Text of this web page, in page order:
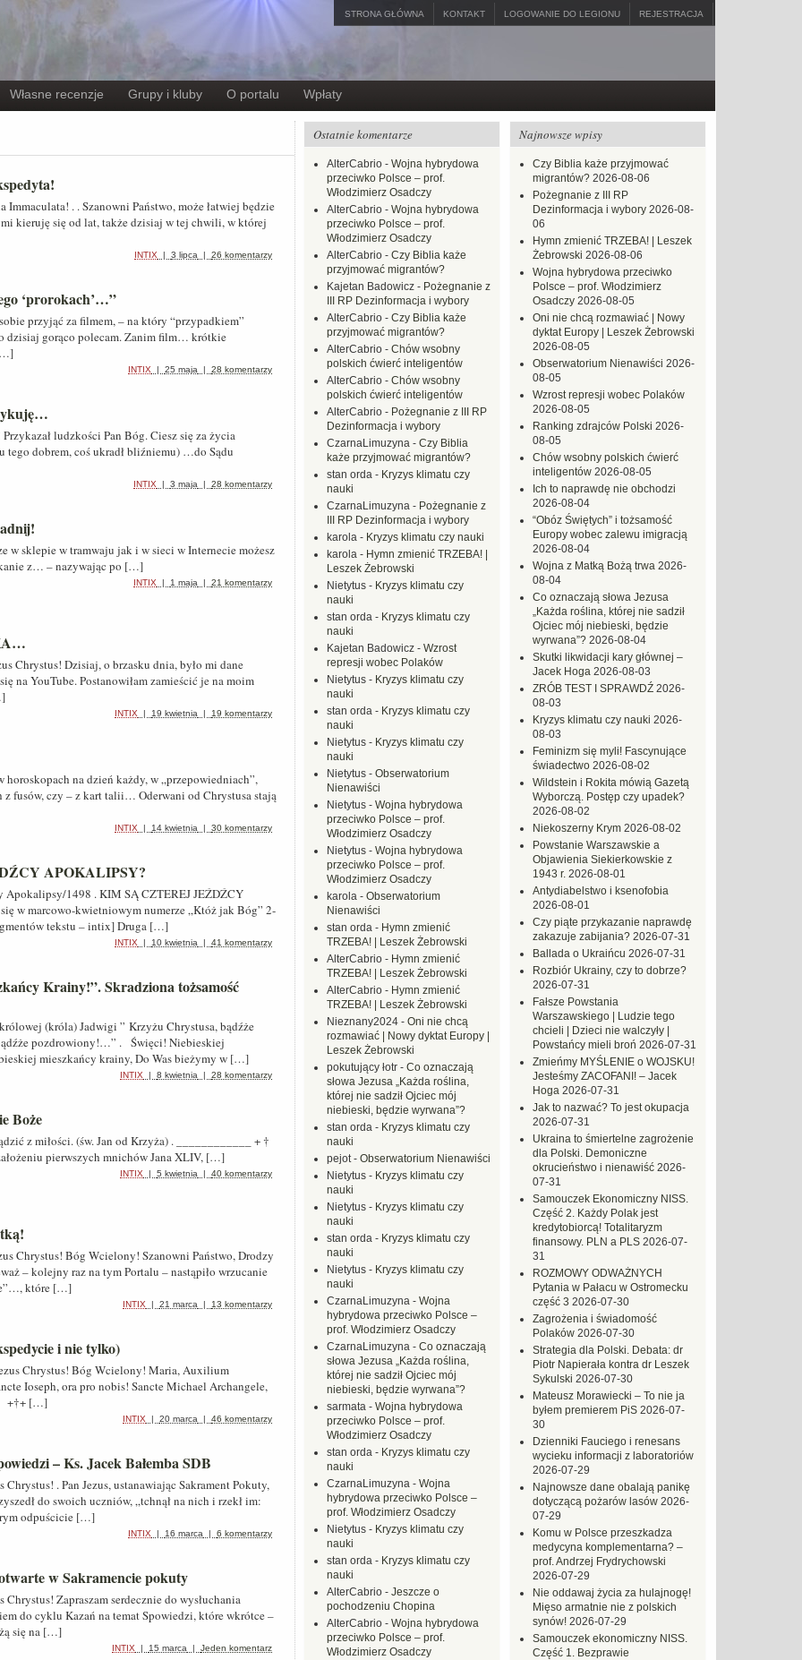
STRONA GŁÓWNA KONTAKT LOGOWANIE DO LEGIONU REJESTRACJA
Własne recenzje Grupy i kluby O portalu Wpłaty
Immaculata! . . Szanowni Państwo, może łatwiej będzie
kieruję się od lat, także dzisiaj w tej chwili, w której
INTIX | 3 lipca | 26 komentarzy
‘prorokach’…”
przyjąć za filmem, – na który “przypadkiem”
dzisiaj gorąco polecam. Zanim film… krótkie
INTIX | 25 maja | 28 komentarzy
ludzkości Pan Bóg. Ciesz się za życia
tego dobrem, coś ukradł bliźniemu) …do Sądu
INTIX | 3 maja | 28 komentarzy
w sklepie w tramwaju jak i w sieci w Internecie możesz
z… – nazywając po […]
INTIX | 1 maja | 21 komentarzy
Chrystus! Dzisiaj, o brzasku dnia, było mi dane
na YouTube. Postanowiłam zamieścić je na moim
INTIX | 19 kwietnia | 19 komentarzy
na dzień każdy, w „przepowiedniach”,
z fusów, czy – z kart talii… Oderwani od Chrystusa stają
INTIX | 14 kwietnia | 30 komentarzy
APOKALIPSY?
Apokalipsy/1498 . KIM SĄ CZTEREJ JEŹDŹCY
w marcowo-kwietniowym numerze „Któż jak Bóg” 2-
tekstu – intix] Druga […]
INTIX | 10 kwietnia | 41 komentarzy
Krainy!”. Skradziona tożsamość
(króla) Jadwigi ” Krzyżu Chrystusa, bądźże
pozdrowiony!…” . Święci! Niebieskiej
mieszkańcy krainy, Do Was bieżymy w […]
INTIX | 8 kwietnia | 28 komentarzy
Boże
z miłości. (św. Jan od Krzyża) . ____________ + †
pierwszych mnichów Jana XLIV, […]
INTIX | 5 kwietnia | 40 komentarzy
Chrystus! Bóg Wcielony! Szanowni Państwo, Drodzy
– kolejny raz na tym Portalu – nastąpiło wrzucanie
które […]
INTIX | 21 marca | 13 komentarzy
i nie tylko)
Chrystus! Bóg Wcielony! Maria, Auxilium
Ioseph, ora pro nobis! Sancte Michael Archangele,
+†+ […]
INTIX | 20 marca | 46 komentarzy
– Ks. Jacek Bałemba SDB
. Pan Jezus, ustanawiając Sakrament Pokuty,
do swoich uczniów, „tchnął na nich i rzekł im:
odpuścicie […]
INTIX | 16 marca | 6 komentarzy
w Sakramencie pokuty
Zapraszam serdecznie do wysłuchania
do cyklu Kazań na temat Spowiedzi, które wkrótce –
się na […]
INTIX | 15 marca | Jeden komentarz
Najnowsze wpisy
Czy Biblia każe przyjmować
migrantów? 2026-08-06
Pożegnanie z III RP
Dezinformacja i wybory 2026-08-
06
Hymn zmienić TRZEBA! | Leszek
Żebrowski 2026-08-06
Wojna hybrydowa przeciwko
Polsce – prof. Włodzimierz
Osadczy 2026-08-05
Oni nie chcą rozmawiać | Nowy
dyktat Europy | Leszek Żebrowski
2026-08-05
Obserwatorium Nienawiści 2026-
08-05
Wzrost represji wobec Polaków
2026-08-05
Ranking zdrajców Polski 2026-
08-05
Chów wsobny polskich ćwierć
inteligentów 2026-08-05
Ich to naprawdę nie obchodzi
2026-08-04
“Obóz Świętych” i tożsamość
Europy wobec zalewu imigracją
2026-08-04
Wojna z Matką Bożą trwa 2026-
08-04
Co oznaczają słowa Jezusa
„Każda roślina, której nie sadził
Ojciec mój niebieski, będzie
wyrwana”? 2026-08-04
Skutki likwidacji kary głównej –
Jacek Hoga 2026-08-03
ZRÓB TEST I SPRAWDŹ 2026-
08-03
Kryzys klimatu czy nauki 2026-
08-03
Feminizm się myli! Fascynujące
świadectwo 2026-08-02
Wildstein i Rokita mówią Gazetą
Wyborczą. Postęp czy upadek?
2026-08-02
Niekoszerny Krym 2026-08-02
Powstanie Warszawskie a
Objawienia Siekierkowskie z
1943 r. 2026-08-01
Antydiabelstwo i ksenofobia
2026-08-01
Czy piąte przykazanie naprawdę
zakazuje zabijania? 2026-07-31
Ballada o Ukraińcu 2026-07-31
Rozbiór Ukrainy, czy to dobrze?
2026-07-31
Fałsze Powstania
Warszawskiego | Ludzie tego
chcieli | Dzieci nie walczyły |
Powstańcy mieli broń 2026-07-31
Zmieńmy MYŚLENIE o WOJSKU!
Jesteśmy ZACOFANI! – Jacek
Hoga 2026-07-31
Jak to nazwać? To jest okupacja
2026-07-31
Ukraina to śmiertelne zagrożenie
dla Polski. Demoniczne
okrucieństwo i nienawiść 2026-
07-31
Samouczek Ekonomiczny NISS.
Część 2. Każdy Polak jest
kredytobiorcą! Totalitaryzm
finansowy. PLN a PLS 2026-07-
31
ROZMOWY ODWAŻNYCH
Pytania w Pałacu w Ostromecku
część 3 2026-07-30
Zagrożenia i świadomość
Polaków 2026-07-30
Strategia dla Polski. Debata: dr
Piotr Napierała kontra dr Leszek
Sykulski 2026-07-30
Mateusz Morawiecki – To nie ja
byłem premierem PiS 2026-07-
30
Dzienniki Fauciego i renesans
wycieku informacji z laboratoriów
2026-07-29
Najnowsze dane obalają panikę
dotyczącą pożarów lasów 2026-
07-29
Komu w Polsce przeszkadza
medycyna komplementarna? –
prof. Andrzej Frydrychowski
2026-07-29
Nie oddawaj życia za hulajnogę!
Mięso armatnie nie z polskich
synów! 2026-07-29
Samouczek ekonomiczny NISS.
Część 1. Bezprawie
Ostatnie komentarze
AlterCabrio - Wojna hybrydowa
przeciwko Polsce – prof.
Włodzimierz Osadczy
AlterCabrio - Wojna hybrydowa
przeciwko Polsce – prof.
Włodzimierz Osadczy
AlterCabrio - Czy Biblia każe
przyjmować migrantów?
Kajetan Badowicz - Pożegnanie z
III RP Dezinformacja i wybory
AlterCabrio - Czy Biblia każe
przyjmować migrantów?
AlterCabrio - Chów wsobny
polskich ćwierć inteligentów
AlterCabrio - Chów wsobny
polskich ćwierć inteligentów
AlterCabrio - Pożegnanie z III RP
Dezinformacja i wybory
CzarnaLimuzyna - Czy Biblia
każe przyjmować migrantów?
stan orda - Kryzys klimatu czy
nauki
CzarnaLimuzyna - Pożegnanie z
III RP Dezinformacja i wybory
karola - Kryzys klimatu czy nauki
karola - Hymn zmienić TRZEBA! |
Leszek Żebrowski
Nietytus - Kryzys klimatu czy
nauki
stan orda - Kryzys klimatu czy
nauki
Kajetan Badowicz - Wzrost
represji wobec Polaków
Nietytus - Kryzys klimatu czy
nauki
stan orda - Kryzys klimatu czy
nauki
Nietytus - Kryzys klimatu czy
nauki
Nietytus - Obserwatorium
Nienawiści
Nietytus - Wojna hybrydowa
przeciwko Polsce – prof.
Włodzimierz Osadczy
Nietytus - Wojna hybrydowa
przeciwko Polsce – prof.
Włodzimierz Osadczy
karola - Obserwatorium
Nienawiści
stan orda - Hymn zmienić
TRZEBA! | Leszek Żebrowski
AlterCabrio - Hymn zmienić
TRZEBA! | Leszek Żebrowski
AlterCabrio - Hymn zmienić
TRZEBA! | Leszek Żebrowski
Nieznany2024 - Oni nie chcą
rozmawiać | Nowy dyktat Europy |
Leszek Żebrowski
pokutujący łotr - Co oznaczają
słowa Jezusa „Każda roślina,
której nie sadził Ojciec mój
niebieski, będzie wyrwana”?
stan orda - Kryzys klimatu czy
nauki
pejot- Obserwatorium Nienawiści
Nietytus - Kryzys klimatu czy
nauki
Nietytus - Kryzys klimatu czy
nauki
stan orda - Kryzys klimatu czy
nauki
Nietytus - Kryzys klimatu czy
nauki
CzarnaLimuzyna - Wojna
hybrydowa przeciwko Polsce –
prof. Włodzimierz Osadczy
CzarnaLimuzyna - Co oznaczają
słowa Jezusa „Każda roślina,
której nie sadził Ojciec mój
niebieski, będzie wyrwana”?
sarmata - Wojna hybrydowa
przeciwko Polsce – prof.
Włodzimierz Osadczy
stan orda - Kryzys klimatu czy
nauki
CzarnaLimuzyna - Wojna
hybrydowa przeciwko Polsce –
prof. Włodzimierz Osadczy
Nietytus - Kryzys klimatu czy
nauki
stan orda - Kryzys klimatu czy
nauki
AlterCabrio - Jeszcze o
pochodzeniu Chopina
AlterCabrio - Wojna hybrydowa
przeciwko Polsce – prof.
Włodzimierz Osadczy